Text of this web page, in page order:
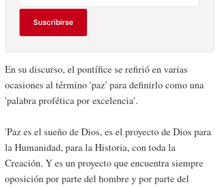
Suscribirse
En su discurso, el pontífice se refirió en varias
ocasiones al término 'paz' para definirlo como una
'palabra profética por excelencia'.
'Paz es el sueño de Dios, es el proyecto de Dios para
la Humanidad, para la Historia, con toda la
Creación. Y es un proyecto que encuentra siempre
oposición por parte del hombre y por parte del